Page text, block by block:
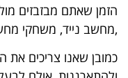
הזמן שאתם מבזבזים מול
,מחשב נייד, משחקי
כמובן שאנו צריכים את